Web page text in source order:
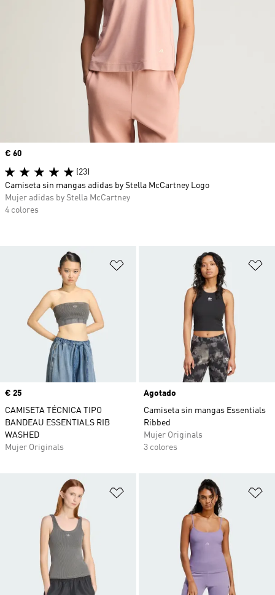
Añadir a la lista de deseos
Precio
€ 25
CAMISETA TÉCNICA TIPO
BANDEAU ESSENTIALS RIB
WASHED
Mujer Originals
Agotado
Camiseta sin mangas Essentials
Ribbed
Mujer Originals
3 colores
Añadir a la lista de deseos
Precio
€ 60
(23)
Camiseta sin mangas adidas by Stella McCartney Logo
Mujer adidas by Stella McCartney
4 colores